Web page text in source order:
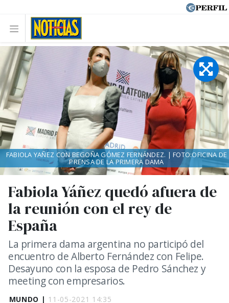
MUNDO | 11-05-2021 14:35
Fabiola Yáñez quedó afuera de
la reunión con el rey de
España
La primera dama argentina no participó del
encuentro de Alberto Fernández con Felipe.
Desayuno con la esposa de Pedro Sánchez y
meeting con empresarios.
FABIOLA YAÑEZ CON BEGOÑA GÓMEZ FERNÁNDEZ. | FOTO:OFICINA DE
PRENSA DE LA PRIMERA DAMA